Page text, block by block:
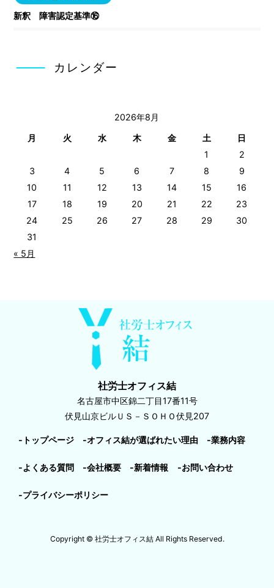
新釈 障害認定基準⑯
カレンダー
2026年8月
月
火 水 木 金 土
日
1
2
3
4 5 6 7 8
9
10
11 12 13 14 15
16
17
18 19 20 21 22
23
24
25 26 27 28 29
30
31
« 5月
社労士オフィス結
名古屋市中区錦二丁目17番11号
伏見山京ビルＵＳ－ＳＯＨＯ伏見207
-トップページ -オフィス結が選ばれたい理由 -業務内容
-よくある質問 -会社概要 -新着情報 -お問い合わせ
-プライバシーポリシー
Copyright © 社労士オフィス結 All Rights Reserved.